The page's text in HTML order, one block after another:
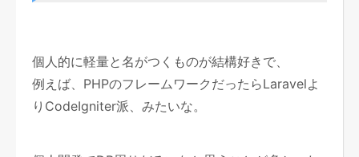
個人的に軽量と名がつくものが結構好きで、
例えば、PHPのフレームワークだったらLaravelよ
りCodeIgniter派、みたいな。